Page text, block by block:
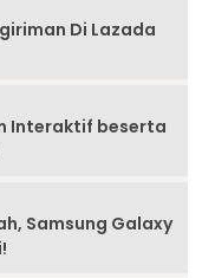
Di Lazada
Interaktif beserta
Samsung Galaxy